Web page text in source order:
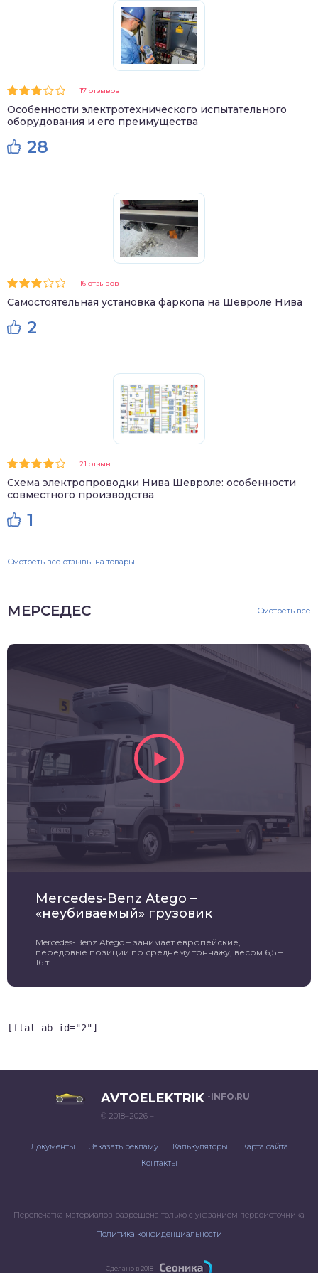
17 отзывов
Особенности электротехнического испытательного
оборудования и его преимущества
28
16 отзывов
Самостоятельная установка фаркопа на Шевроле Нива
2
21 отзыв
Схема электропроводки Нива Шевроле: особенности
совместного производства
1
Смотреть все отзывы на товары
МЕРСЕДЕС Смотреть все
Mercedes-Benz Atego –
«неубиваемый» грузовик
Mercedes-Benz Atego – занимает европейские,
передовые позиции по среднему тоннажу, весом 6,5 –
16 т. ...
[flat_ab id="2"]
AVTOELEKTRIK -INFO.RU
© 2018–2026 –
Документы Заказать рекламу Калькуляторы
Карта сайта
Контакты
Перепечатка материалов разрешена только с указанием первоисточника
Политика конфиденциальности
Сделано в 2018